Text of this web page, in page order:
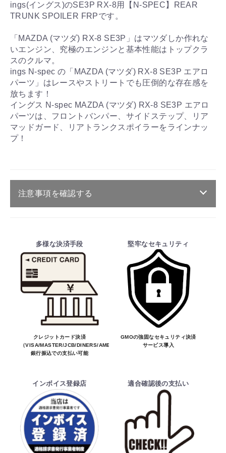
お買物を続ける カートへ進む
ings(イングス)のSE3P RX-8用【N-SPEC】REAR
TRUNK SPOILER FRPです。
「MAZDA (マツダ) RX-8 SE3P」はマツダしか作れな
いエンジン、究極のエンジンと基本性能はトップクラ
スのクルマ。
ings N-spec の「MAZDA (マツダ) RX-8 SE3P エアロ
パーツ」はレースやストリートでも圧倒的な存在感を
放ちます！
イングス N-spec MAZDA (マツダ) RX-8 SE3P エアロ
パーツは、フロントバンパー、サイドステップ、リア
マッドガード、リアトランクスポイラーをラインナッ
プ！
注意事項を確認する
・ご注文受付後、メーカーに適合確認を行
い、商品の価格・送料及び納期の正式なご連
絡をしてからの決済となっております。
そのため、ご注文後に適合確認を行い、適
合しない場合はキャンセル可能です。
※商品はメーカー品のため予告無く価格が
変わる場合があります。
※商品は予告無く生産及び販売不可となる
場合があります。
でお受けしておりません。
納期を知りたい場合は、一旦ご注文のお手
続きをお願い致します。
決済について
多様な決済手段
クレジットカード決済
（VISA/MASTER/JCB/DINERS/AMEX）、
銀行振込での支払い可能
堅牢なセキュリティ
GMOの強固なセキュリティ決済
サービス導入
インボイス登録店 適合確認後の支払い